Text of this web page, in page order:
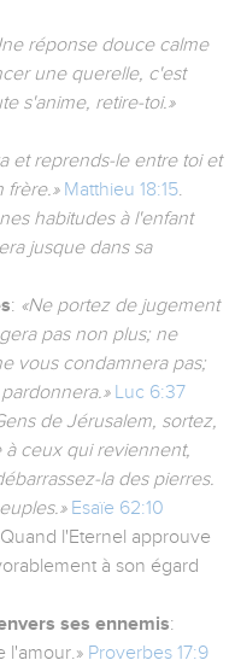
réponse douce calme
une querelle, c'est
s'anime, retire-toi.»
et reprends-le entre toi et
frère.» Matthieu 18:15.
habitudes à l'enfant
jusque dans sa
: «Ne portez de jugement
pas non plus; ne
vous condamnera pas;
Luc 6:37
de Jérusalem, sortez,
à ceux qui reviennent,
des pierres.
Esaïe 62:10
l'Eternel approuve
à son égard
ses ennemis:
l'amour.» Proverbes 17:9